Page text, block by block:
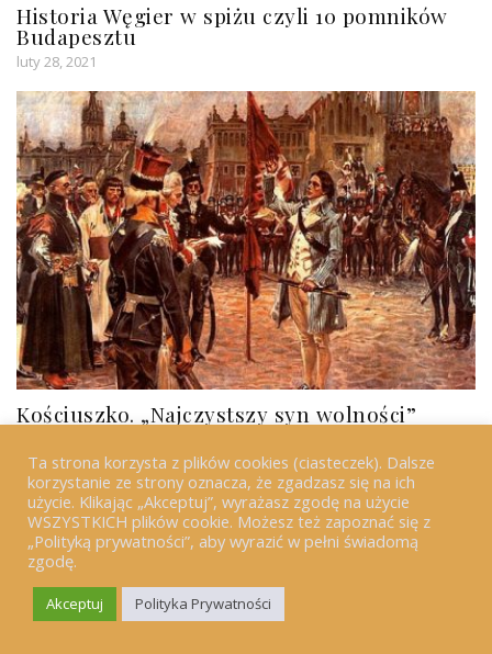
Historia Węgier w spiżu czyli 10 pomników
Budapesztu
luty 28, 2021
Kościuszko. „Najczystszy syn wolności”
Ta strona korzysta z plików cookies (ciasteczek). Dalsze
korzystanie ze strony oznacza, że zgadzasz się na ich
użycie. Klikając „Akceptuj”, wyrażasz zgodę na użycie
WSZYSTKICH plików cookie. Możesz też zapoznać się z
„Polityką prywatności”, aby wyrazić w pełni świadomą
zgodę.
Akceptuj Polityka Prywatności